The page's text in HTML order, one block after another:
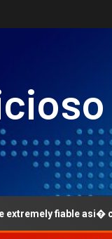
como competente